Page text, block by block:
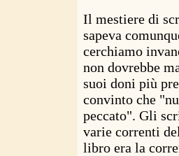
Il mestiere di
sapeva
cerchiamo
non dovrebbe
suoi doni più
convinto che
peccato". Gli
varie correnti
libro era la